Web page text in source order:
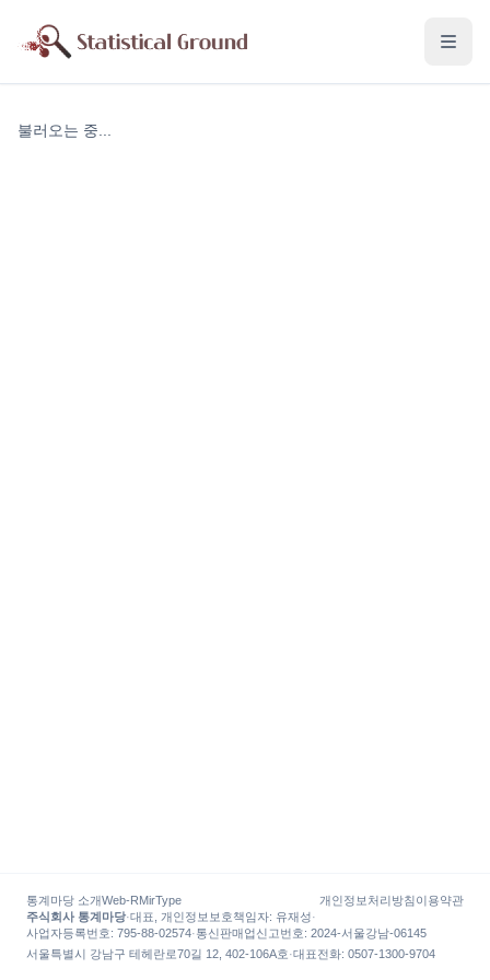
불러오는 중...
통계마당 소개Web-RMirType 개인정보처리방침이용약관
주식회사 통계마당·대표, 개인정보보호책임자: 유재성·
사업자등록번호: 795-88-02574·통신판매업신고번호: 2024-서울강남-06145
서울특별시 강남구 테헤란로70길 12, 402-106A호·대표전화: 0507-1300-9704